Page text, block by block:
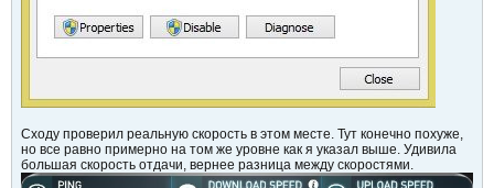
Сходу проверил реальную скорость в этом месте. Тут конечно похуже,
но все равно примерно на том же уровне как я указал выше. Удивила
большая скорость отдачи, вернее разница между скоростями.